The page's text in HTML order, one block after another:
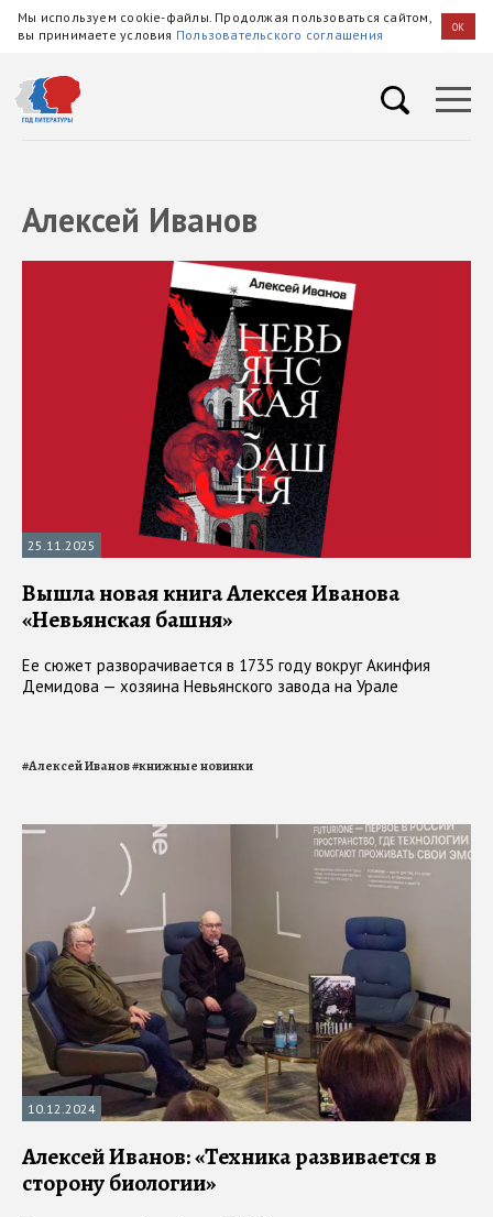
Мы используем cookie-файлы. Продолжая пользоваться сайтом,
вы принимаете условия Пользовательского соглашения OK
Алексей Иванов
25.11.2025
Вышла новая книга Алексея Иванова
«Невьянская башня»
Ее сюжет разворачивается в 1735 году вокруг Акинфия
Демидова — хозяина Невьянского завода на Урале
#Алексей Иванов#книжные новинки
10.12.2024
Алексей Иванов: «Техника развивается в
сторону биологии»